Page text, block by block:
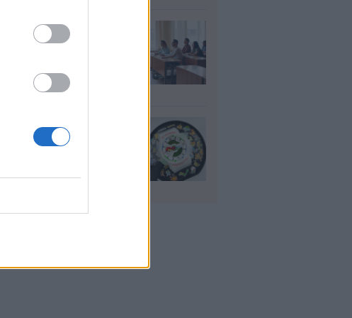
Εκπαιδευτικοί: Αύριο
(5/8) ξεκινούν οι
μόνιμους διορισμούς
04 Αυγ 2026
Casio: Το νέο G-
SHOCK Pokémon για